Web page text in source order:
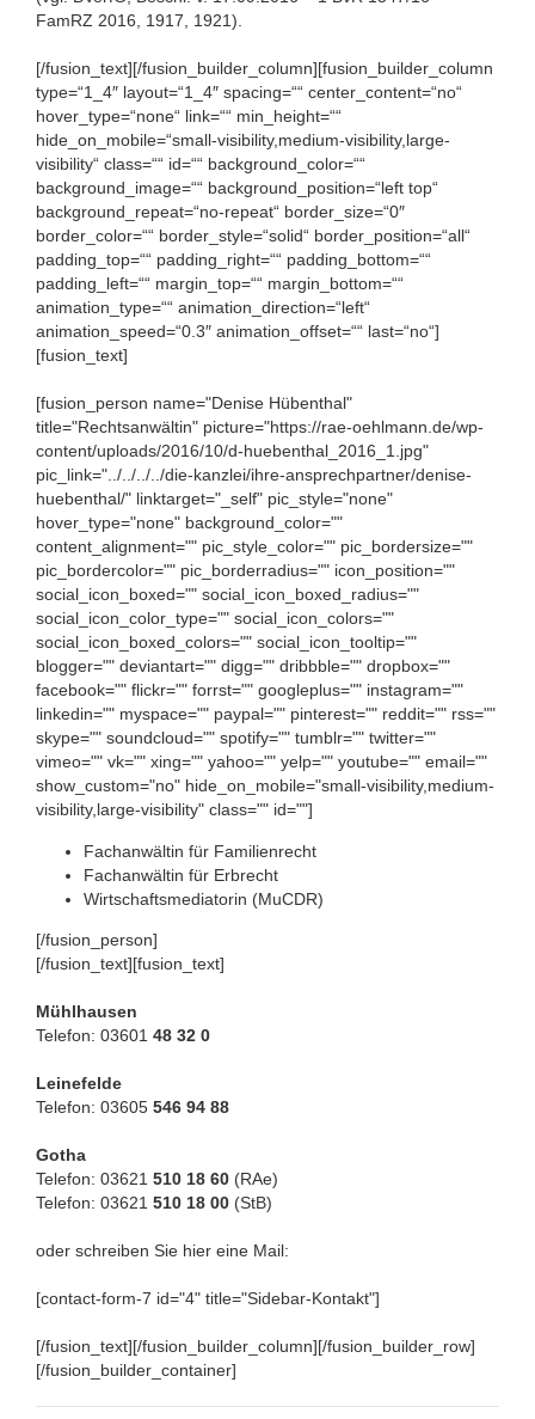
FamRZ 2016, 1917, 1921).
[/fusion_text][/fusion_builder_column][fusion_builder_column
type=“1_4″ layout=“1_4″ spacing=““ center_content=“no“
hover_type=“none“ link=““ min_height=““
hide_on_mobile=“small-visibility,medium-visibility,large-
visibility“ class=““ id=““ background_color=““
background_image=““ background_position=“left top“
background_repeat=“no-repeat“ border_size=“0″
border_color=““ border_style=“solid“ border_position=“all“
padding_top=““ padding_right=““ padding_bottom=““
padding_left=““ margin_top=““ margin_bottom=““
animation_type=““ animation_direction=“left“
animation_speed=“0.3″ animation_offset=““ last=“no“]
[fusion_text]
[fusion_person name="Denise Hübenthal"
title="Rechtsanwältin" picture="https://rae-oehlmann.de/wp-
content/uploads/2016/10/d-huebenthal_2016_1.jpg"
pic_link="../../../../die-kanzlei/ihre-ansprechpartner/denise-
huebenthal/" linktarget="_self" pic_style="none"
hover_type="none" background_color=""
content_alignment="" pic_style_color="" pic_bordersize=""
pic_bordercolor="" pic_borderradius="" icon_position=""
social_icon_boxed="" social_icon_boxed_radius=""
social_icon_color_type="" social_icon_colors=""
social_icon_boxed_colors="" social_icon_tooltip=""
blogger="" deviantart="" digg="" dribbble="" dropbox=""
facebook="" flickr="" forrst="" googleplus="" instagram=""
linkedin="" myspace="" paypal="" pinterest="" reddit="" rss=""
skype="" soundcloud="" spotify="" tumblr="" twitter=""
vimeo="" vk="" xing="" yahoo="" yelp="" youtube="" email=""
show_custom="no" hide_on_mobile="small-visibility,medium-
visibility,large-visibility" class="" id=""]
Fachanwältin für Familienrecht
Fachanwältin für Erbrecht
Wirtschaftsmediatorin (MuCDR)
[/fusion_person]
[/fusion_text][fusion_text]
Mühlhausen
Telefon: 03601 48 32 0
Leinefelde
Telefon: 03605 546 94 88
Gotha
Telefon: 03621 510 18 60 (RAe)
Telefon: 03621 510 18 00 (StB)
oder schreiben Sie hier eine Mail:
[contact-form-7 id="4" title="Sidebar-Kontakt"]
[/fusion_text][/fusion_builder_column][/fusion_builder_row]
[/fusion_builder_container]